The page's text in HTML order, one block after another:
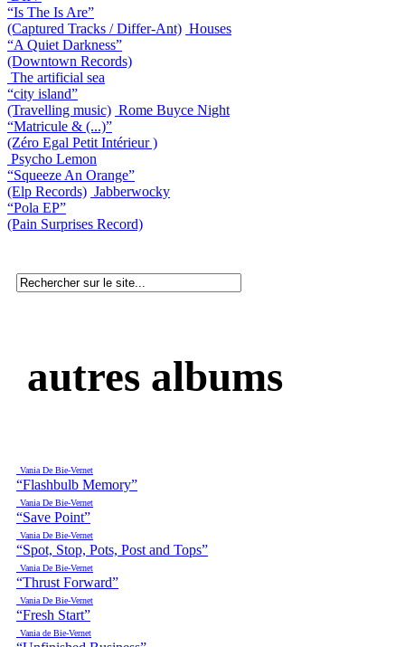
“Is The Is Are”
(Captured Tracks / Differ-Ant) Houses
“A Quiet Darkness”
(Downtown Records)
The artificial sea
“city island”
(Travelling music) Rome Buyce Night
“Matricule & (...)”
(Zéro Egal Petit Intérieur )
Psycho Lemon
“Squeeze An Orange”
(Elp Records) Jabberwocky
“Pola EP”
(Pain Surprises Record)
autres albums
Vania De Bie-Vernet
“Flashbulb Memory”
Vania De Bie-Vernet
“Save Point”
Vania De Bie-Vernet
“Spot, Stop, Pots, Post and Tops”
Vania De Bie-Vernet
“Thrust Forward”
Vania De Bie-Vernet
“Fresh Start”
Vania de Bie-Vernet